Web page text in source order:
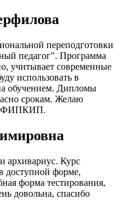
переподготовки
педагог". Программа
учитывает современные
использовать в
обучением. Дипломы
срокам. Желаю
ФИПКИП.
архивариус. Курс
доступной форме,
форма тестирования,
довольна, спасибо